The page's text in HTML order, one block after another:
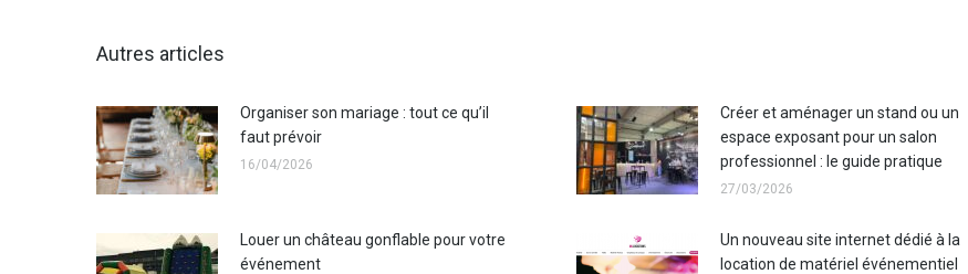
Autres articles
Organiser son mariage : tout ce qu’il
faut prévoir
16/04/2026
Créer et aménager un stand ou un
espace exposant pour un salon
professionnel : le guide pratique
27/03/2026
Louer un château gonflable pour votre
événement
Un nouveau site internet dédié à la
location de matériel événementiel